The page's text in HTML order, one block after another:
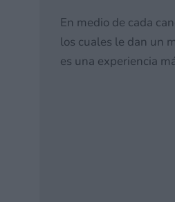
En medio de cada
los cuales le dan un
es una experiencia